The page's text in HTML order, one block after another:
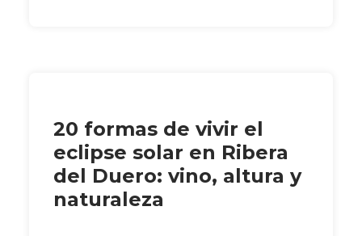
20 formas de vivir el
eclipse solar en Ribera
del Duero: vino, altura y
naturaleza